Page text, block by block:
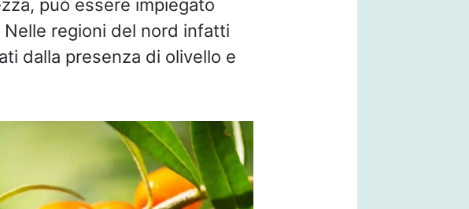
può essere impiegato
Nelle regioni del nord infatti
dalla presenza di olivello e